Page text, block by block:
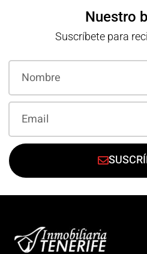
Nuestro
Suscríbete para